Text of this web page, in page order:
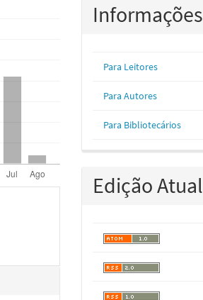
Informações
Para Leitores
Para Autores
Para Bibliotecários
Edição Atual